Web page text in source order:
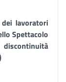
lavoratori
Spettacolo